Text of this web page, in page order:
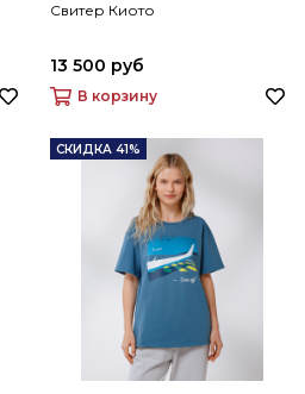
Свитер Киото
13 500 руб
В корзину
СКИДКА 41%